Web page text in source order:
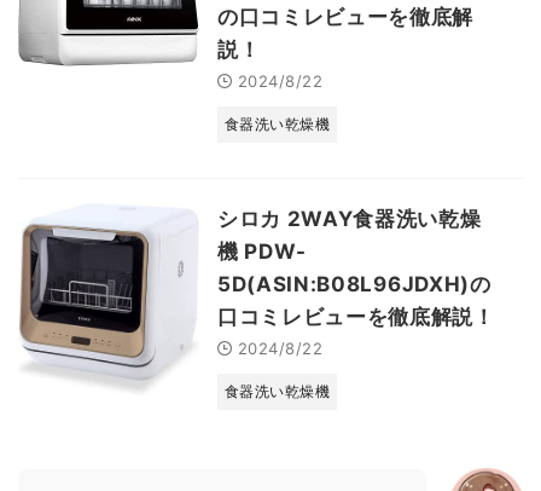
の口コミレビューを徹底解
説！
2024/8/22
食器洗い乾燥機
シロカ 2WAY食器洗い乾燥
機 PDW-
5D(ASIN:B08L96JDXH)の
口コミレビューを徹底解説！
2024/8/22
食器洗い乾燥機